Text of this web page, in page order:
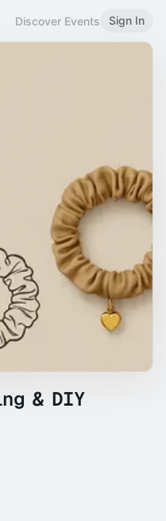
Discover Events Sign In
& DIY